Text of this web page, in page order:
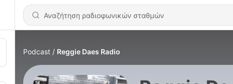
Podcast Reggie Daes Radio